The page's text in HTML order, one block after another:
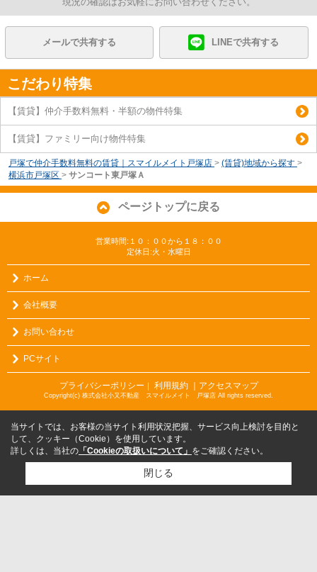
メールで共有する LINEで共有する
こだわり特集
【賃貸】仲介手数料無料・半額の物件特集
【賃貸】ファミリー向け物件特集
戸塚で仲介手数料無料の賃貸｜スマイルメイト戸塚店 > (賃貸)地域から探す >
横浜市戸塚区 > サンコート東戸塚Ａ
ページトップに戻る
営業時間:１０：００から１８：００
定休日:火・水曜日
ホーム
会社概要
お問い合わせ
PCサイト
プライバシーポリシー ｜ 利用規約 ｜アクセスマップ
Copyright(c) 株式会社小又不動産 スマイルメイト 戸塚店 All rights reserved.
当サイトでは、お客様の当サイト利用状況把握、サービス向上検討を目的と
して、クッキー（Cookie）を使用しています。
詳しくは、当社の 「Cookieの取扱いについて」 をご確認ください。
閉じる